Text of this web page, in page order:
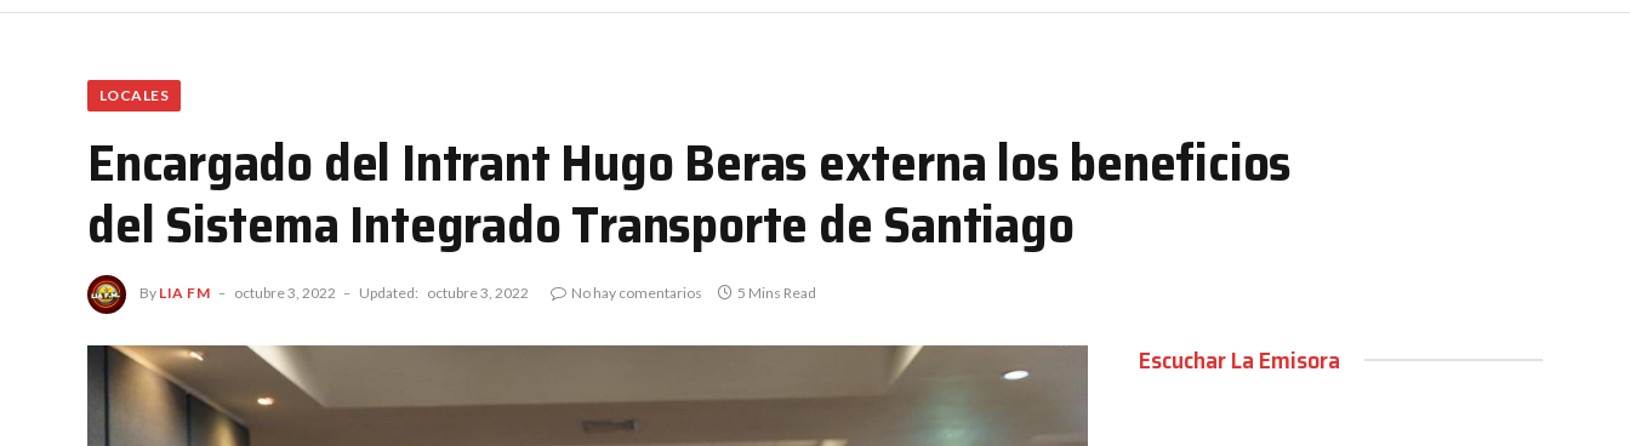
LOCALES
Encargado del Intrant Hugo Beras externa los beneficios
del Sistema Integrado Transporte de Santiago
By LIA FM octubre 3, 2022 Updated: octubre 3, 2022 No hay comentarios 5 Mins Read
Escuchar La Emisora